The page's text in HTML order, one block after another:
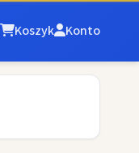
Koszyk Konto